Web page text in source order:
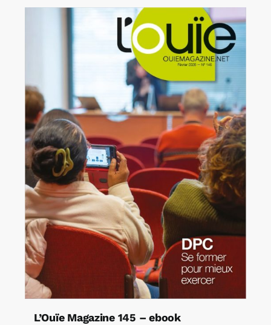
L’Ouïe Magazine 145 – ebook